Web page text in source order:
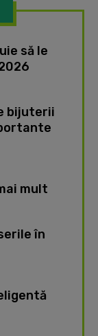
să le
bijuterii
mult
în